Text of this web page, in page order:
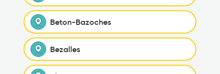
Beton-Bazoches
Bezalles